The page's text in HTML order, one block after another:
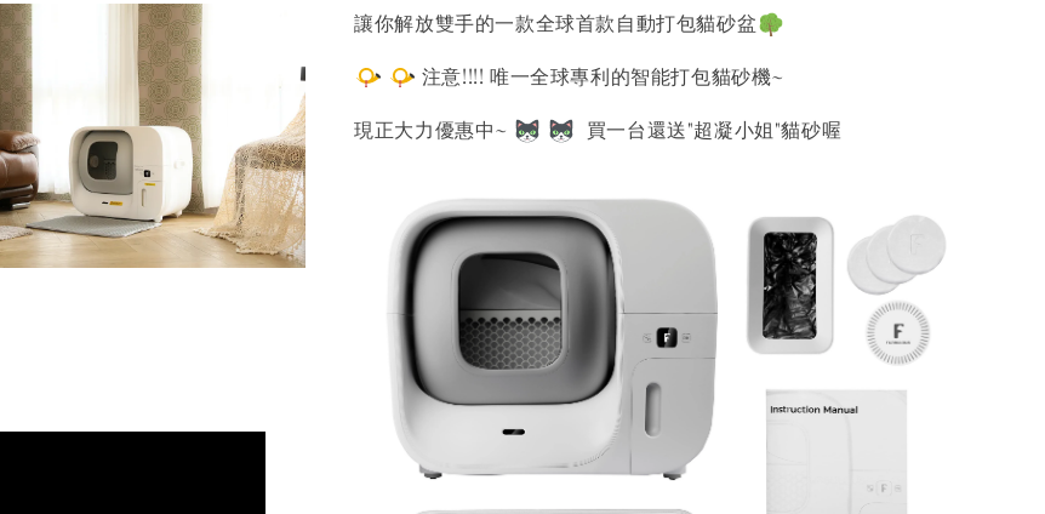
讓你解放雙手的一款全球首款自動打包貓砂盆
注意!!!! 唯一全球專利的智能打包貓砂機~
現正大力優惠中~ 買一台還送"超凝小姐"貓砂喔